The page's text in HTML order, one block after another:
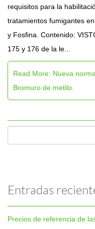
requisitos para la
tratamientos fumigantes
y Fosfina. Contenido:
175 y 176 de la le...
Read More: Nueva
Bromuro de metilo.
Entradas
Precios de referencia de